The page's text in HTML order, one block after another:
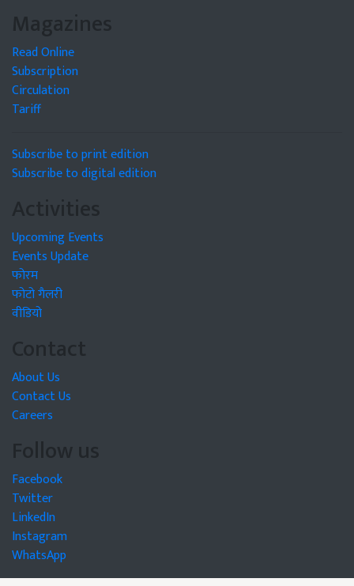
Magazines
Read Online
Subscription
Circulation
Tariff
Subscribe to print edition
Subscribe to digital edition
Activities
Upcoming Events
Events Update
फोरम
फोटो गैलरी
वीडियो
Contact
About Us
Contact Us
Careers
Follow us
Facebook
Twitter
LinkedIn
Instagram
WhatsApp